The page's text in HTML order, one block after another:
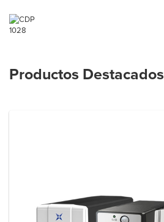
1028
Productos Destacados